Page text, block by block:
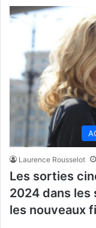
Laurence Rousselot
Les sorties
2024 dans les
les nouveaux